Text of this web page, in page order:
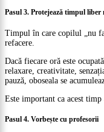
Pasul 3. Protejează timpul
Timpul în care copilul „nu
refacere.
Dacă fiecare oră este
relaxare, creativitate,
pauză, oboseala se
Este important ca acest
Pasul 4. Vorbește cu profesorii